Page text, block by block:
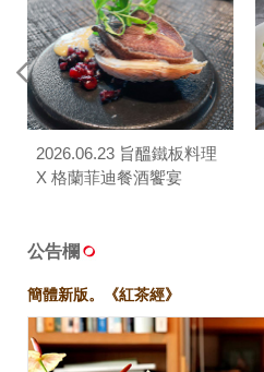
2026.06.23 旨醞鐵板料理
X 格蘭菲迪餐酒饗宴
公告欄
簡體新版。《紅茶經》